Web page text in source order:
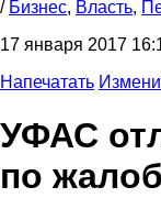
/ Бизнес, Власть,
17 января 2017
Напечатать
УФАС
по